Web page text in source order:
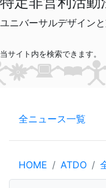
ユニバーサルデザイン
当サイト内を検索できます。
全ニュース一覧
HOME ATDO